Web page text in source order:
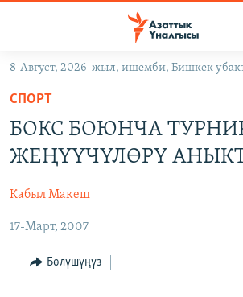
Навигацияга
өтүңүз
Издөөгө
салыңыз
ЭКОНОМИКА
МАДАНИЯТ
БОРБОР АЗИЯ
АТАЙЫН ИЛИКТӨӨ
ТВ ПРОГРАММАЛАР
БҮГҮН АЗАТТЫКТА
ПОДКАСТ
ӨЗГӨЧӨ ПИКИР
8-Август, 2026-жыл, ишемби, Бишкек
СПОРТ
БОКС БОЮНЧА
ЖЕҢҮҮЧҮЛӨРҮ
Кабыл Макеш
17-Март, 2007
Бөлүшүңүз